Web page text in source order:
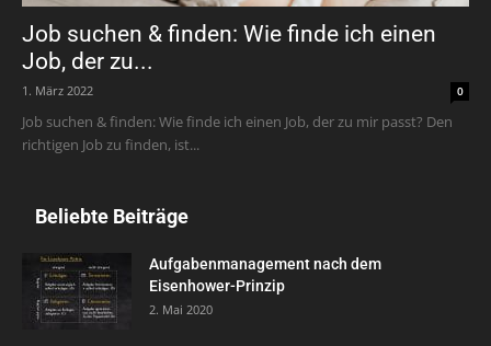
Job suchen & finden: Wie finde ich einen
Job, der zu...
1. März 2022 0
Job suchen & finden: Wie finde ich einen Job, der zu mir passt? Den
richtigen Job zu finden, ist...
Beliebte Beiträge
Aufgabenmanagement nach dem
Eisenhower-Prinzip
2. Mai 2020